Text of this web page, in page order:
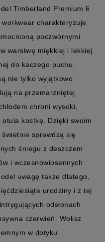
Timberland Premium 6
charakteryzuje
poczwórnymi
warstwę miękkiej i lekkiej
do kaczego puchu.
nie tylko wyjątkowo
na przemarzniętej
chroni wysoki,
otula kostkę. Dzięki swoim
sprawdzą się
śniegu z deszczem
i wczesnowiosennych
uwagę także dlatego,
urodziny i z tej
odsłonach
czerwień. Wolisz
w dotyku